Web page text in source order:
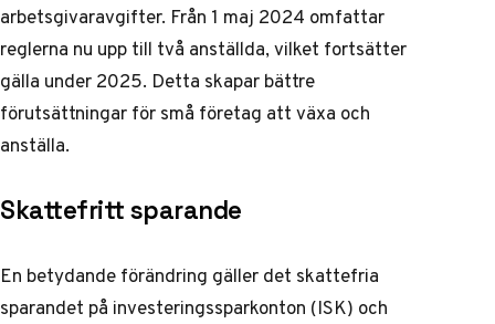
arbetsgivaravgifter. Från 1 maj 2024 omfattar
reglerna nu upp till två anställda, vilket fortsätter
gälla under 2025. Detta skapar bättre
förutsättningar för små företag att växa och
anställa.
Skattefritt sparande
En betydande förändring gäller det skattefria
sparandet på investeringssparkonton (ISK) och